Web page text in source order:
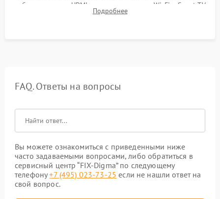
работы разъемов HDMI, динамиков, модуля Wi-Fi и Smart TV
в рабочем режиме в течение нескольких часов.
Подробнее
FAQ. Ответы на вопросы
Вы можете ознакомиться с приведенными ниже
часто задаваемыми вопросами, либо обратиться в
сервисный центр “FIX-Digma” по следующему
телефону+7 (495) 023-73-25 если не нашли ответ на
свой вопрос.